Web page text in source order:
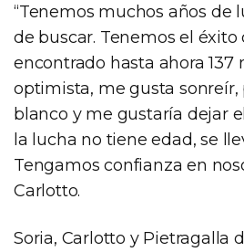
“Tenemos muchos años de
de buscar. Tenemos el éxito
encontrado hasta ahora 137
optimista, me gusta sonreír,
blanco y me gustaría dejar
la lucha no tiene edad, se
Tengamos confianza en
Carlotto.
Soria, Carlotto y Pietragalla